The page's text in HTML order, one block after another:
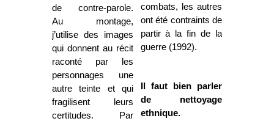
de contre-parole.
Au montage,
j’utilise des images
qui donnent au récit
raconté par les
personnages une
autre teinte et qui
fragilisent leurs
certitudes. Par
combats, les autres
ont été contraints de
partir à la fin de la
guerre (1992).
Il faut bien parler
de nettoyage
ethnique.